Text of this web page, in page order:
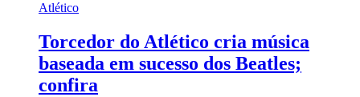
Atlético
Torcedor do Atlético cria música
baseada em sucesso dos Beatles;
confira